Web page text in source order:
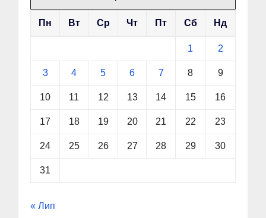
Пн Вт Ср Чт Пт Сб Нд
1 2
3 4 5 6 7 8 9
10 11 12 13 14 15 16
17 18 19 20 21 22 23
24 25 26 27 28 29 30
31
« Лип